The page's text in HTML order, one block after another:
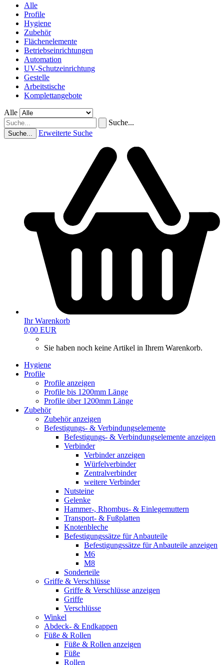
Alle
Profile
Hygiene
Zubehör
Flächenelemente
Betriebseinrichtungen
Automation
UV-Schutzeinrichtung
Gestelle
Arbeitstische
Komplettangebote
Alle
Suche...
Suche... Erweiterte Suche
Ihr Warenkorb
0,00 EUR
Sie haben noch keine Artikel in Ihrem Warenkorb.
Hygiene
Profile
Profile anzeigen
Profile bis 1200mm Länge
Profile über 1200mm Länge
Zubehör
Zubehör anzeigen
Befestigungs- & Verbindungselemente
Befestigungs- & Verbindungselemente anzeigen
Verbinder
Verbinder anzeigen
Würfelverbinder
Zentralverbinder
weitere Verbinder
Nutsteine
Gelenke
Hammer-, Rhombus- & Einlegemuttern
Transport- & Fußplatten
Knotenbleche
Befestigungssätze für Anbauteile
Befestigungssätze für Anbauteile anzeigen
M6
M8
Sonderteile
Griffe & Verschlüsse
Griffe & Verschlüsse anzeigen
Griffe
Verschlüsse
Winkel
Abdeck- & Endkappen
Füße & Rollen
Füße & Rollen anzeigen
Füße
Rollen